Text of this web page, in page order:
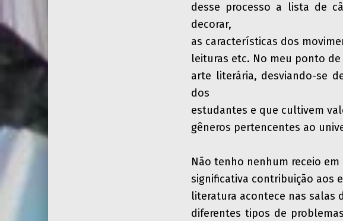
desse processo a lista de
decorar,
as características dos
leituras etc. No meu ponto
arte literária, desviando-se
dos
estudantes e que cultivem
gêneros pertencentes ao
Não tenho nenhum receio
significativa contribuição aos
literatura acontece nas salas
diferentes tipos de